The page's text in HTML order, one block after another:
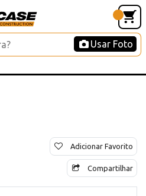
Usar Foto
Adicionar Favorito
Compartilhar